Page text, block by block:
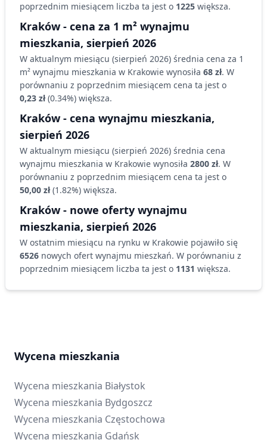
poprzednim miesiącem liczba ta jest o 1225 większa.
Kraków - cena za 1 m² wynajmu
mieszkania, sierpień 2026
W aktualnym miesiącu (sierpień 2026) średnia cena za 1
m² wynajmu mieszkania w Krakowie wynosiła 68 zł. W
porównaniu z poprzednim miesiącem cena ta jest o
0,23 zł (0.34%) większa.
Kraków - cena wynajmu mieszkania,
sierpień 2026
W aktualnym miesiącu (sierpień 2026) średnia cena
wynajmu mieszkania w Krakowie wynosiła 2800 zł. W
porównaniu z poprzednim miesiącem cena ta jest o
50,00 zł (1.82%) większa.
Kraków - nowe oferty wynajmu
mieszkania, sierpień 2026
W ostatnim miesiącu na rynku w Krakowie pojawiło się
6526 nowych ofert wynajmu mieszkań. W porównaniu z
poprzednim miesiącem liczba ta jest o 1131 większa.
Wycena mieszkania
Wycena mieszkania Białystok
Wycena mieszkania Bydgoszcz
Wycena mieszkania Częstochowa
Wycena mieszkania Gdańsk